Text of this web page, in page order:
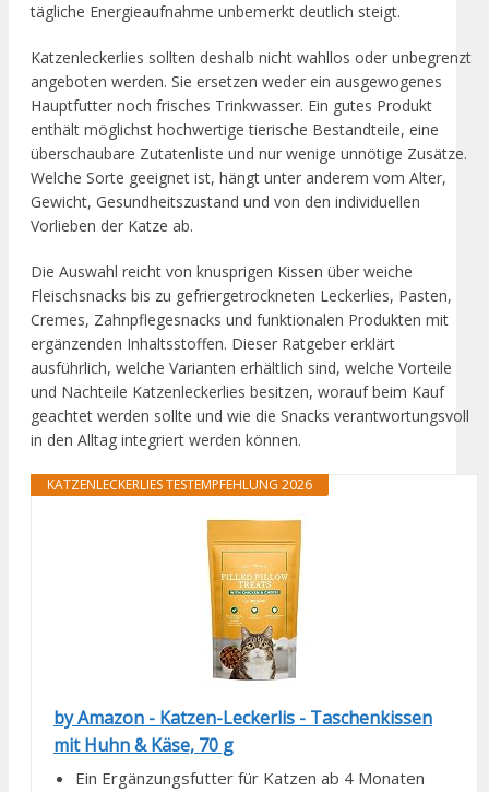
tägliche Energieaufnahme unbemerkt deutlich steigt.
Katzenleckerlies sollten deshalb nicht wahllos oder unbegrenzt
angeboten werden. Sie ersetzen weder ein ausgewogenes
Hauptfutter noch frisches Trinkwasser. Ein gutes Produkt
enthält möglichst hochwertige tierische Bestandteile, eine
überschaubare Zutatenliste und nur wenige unnötige Zusätze.
Welche Sorte geeignet ist, hängt unter anderem vom Alter,
Gewicht, Gesundheitszustand und von den individuellen
Vorlieben der Katze ab.
Die Auswahl reicht von knusprigen Kissen über weiche
Fleischsnacks bis zu gefriergetrockneten Leckerlies, Pasten,
Cremes, Zahnpflegesnacks und funktionalen Produkten mit
ergänzenden Inhaltsstoffen. Dieser Ratgeber erklärt
ausführlich, welche Varianten erhältlich sind, welche Vorteile
und Nachteile Katzenleckerlies besitzen, worauf beim Kauf
geachtet werden sollte und wie die Snacks verantwortungsvoll
in den Alltag integriert werden können.
KATZENLECKERLIES TESTEMPFEHLUNG 2026
by Amazon - Katzen-Leckerlis - Taschenkissen
mit Huhn & Käse, 70 g
Ein Ergänzungsfutter für Katzen ab 4 Monaten